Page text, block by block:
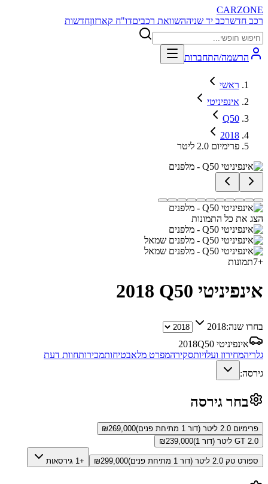
CARZONE
רכב חדשרכב יד שניההשוואת רכביםדו"ח קארזוןחדשות
הרשמה/התחברות
ראשי
אינפיניטי
Q50
2018
פרימיום 2.0 ליטר
הצג את כל התמונות
+
7תמונות
אינפיניטי Q50 2018
בחרו שנה:2018
אינפיניטי Q50
2018
גלריהמחירון ועלויותסקירהמפרט מלאבטיחותמכירותחוות דעת
גירסה:
בחר גירסה
פרימיום 2.0 ליטר (דור 1 מתיחת פנים) ₪269,000
GT 2.0 ליטר (דור 1)
₪239,000
ספורט טק 2.0 ליטר (דור 1 מתיחת פנים) ₪299,000 +1 גירסאות